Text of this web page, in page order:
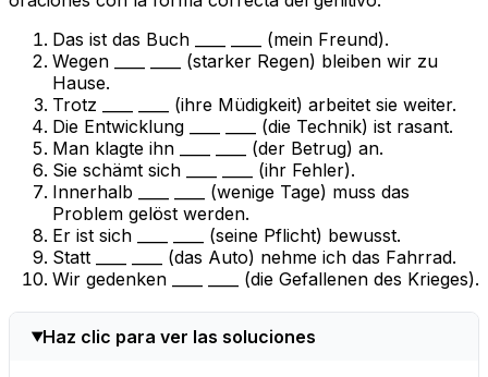
Das ist das Buch ____ ____ (mein Freund).
Wegen ____ ____ (starker Regen) bleiben wir zu
Hause.
Trotz ____ ____ (ihre Müdigkeit) arbeitet sie weiter.
Die Entwicklung ____ ____ (die Technik) ist rasant.
Man klagte ihn ____ ____ (der Betrug) an.
Sie schämt sich ____ ____ (ihr Fehler).
Innerhalb ____ ____ (wenige Tage) muss das
Problem gelöst werden.
Er ist sich ____ ____ (seine Pflicht) bewusst.
Statt ____ ____ (das Auto) nehme ich das Fahrrad.
Wir gedenken ____ ____ (die Gefallenen des Krieges).
Haz clic para ver las soluciones